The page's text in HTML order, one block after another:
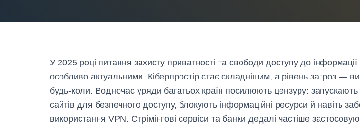
У 2025 році питання захисту приватності та свободи доступу до
особливо актуальними. Кіберпростір стає складнішим, а рівень загроз —
будь-коли. Водночас уряди багатьох країн посилюють цензуру: запускають
сайтів для безпечного доступу, блокують інформаційні ресурси й навіть
використання VPN. Стрімінгові сервіси та банки дедалі частіше